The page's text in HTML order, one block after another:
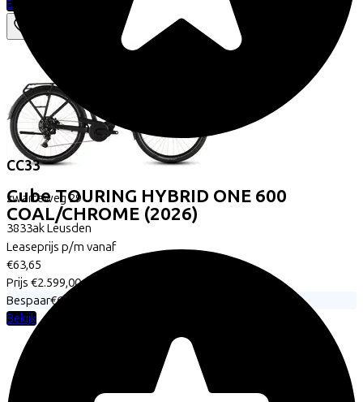
CC33
zwarteweg 29
3833akLeusden
Bekijk
CubeTOURING HYBRID ONE 600
COAL/CHROME (2026)
Leaseprijs p/m vanaf
€63,65
Prijs €2.599,00
Bespaar€651,17
Bekijk